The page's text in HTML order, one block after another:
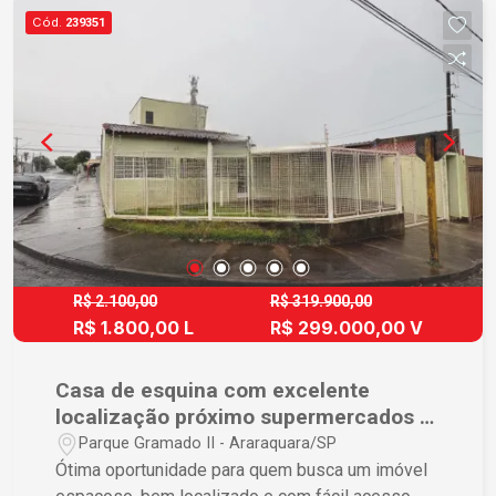
Entre em contato para mais informações, valores
e agendamento de visita.
Cód. 239351
R$ 2.100,00
R$ 1.800,00 L
R$ 319.900,00
R$ 299.000,00 V
Casa de esquina com excelente
localização próximo supermercados e
comércio
Parque Gramado II - Araraquara/SP
Ótima oportunidade para quem busca um imóvel